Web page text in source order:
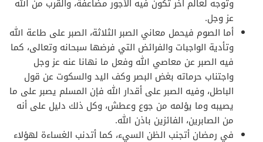
وتوجه لعالم آخر تكون فيه الأجور مضاعفة، والقرب من الله
عز وجل.
أما الصوم فيحمل معاني الصبر الثلاثة، الصبر على طاعة الله
وتأدية الواجبات والفرائض التي فرضها سبحانه وتعالى، كما
فيه الصبر عن معاصي الله وفعل ما نهانا عنه عز وجل
واجتناب حرماته بغض البصر وكف اليد والسكوت عن قول
الباطل، وفيه الصبر على أقدار الله فإن المسلم يصبر على ما
يصيبه وما يؤلمه من جوع وعطش، وكل ذلك دليل على أنه
من الصابرين، الفائزين باذن الله.
في رمضان أتجنب الظن السيء، كما أتدنب الغساءة لهؤلاء